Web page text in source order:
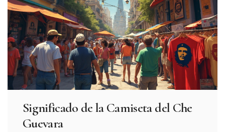
personales de Zuckerberg, sino cómo el Che Guevara
se ha convertido en un fenómeno comercial en el
mundo moderno.
Significado de la Camiseta del Che
Guevara